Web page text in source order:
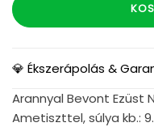
💎 Ékszerápolás &
Arannyal Bevont Ezüst
Ametiszttel, súlya kb.: